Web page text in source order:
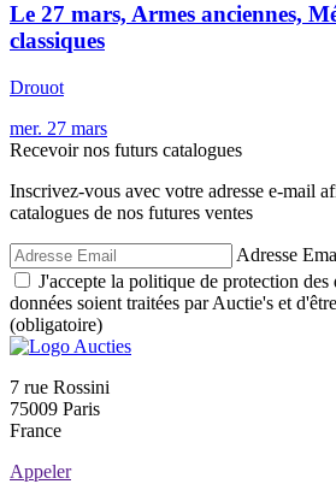
Le 27 mars, Armes anciennes,
classiques
Drouot
mer. 27 mars
Recevoir nos futurs catalogues
Inscrivez-vous avec votre adresse e-mail
catalogues de nos futures ventes
Adresse
J'accepte la politique de protection des
données soient traitées par Auctie's et
(obligatoire)
7 rue Rossini
75009 Paris
France
Appeler